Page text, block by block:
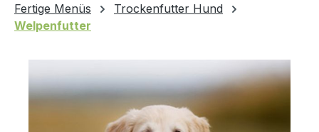
Fertige Menüs
Trockenfutter Hund
Welpenfutter